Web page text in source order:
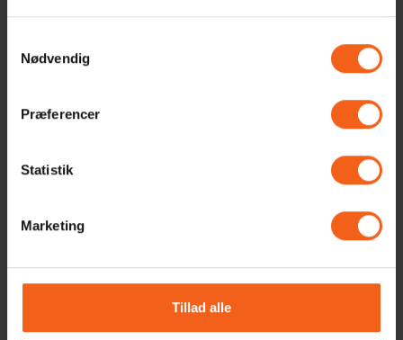
Nødvendig
Præferencer
Statistik
Marketing
Tillad alle